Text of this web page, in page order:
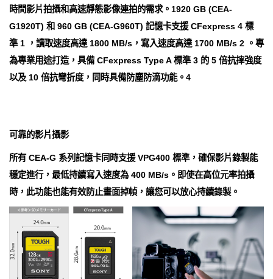
時間影片拍攝和高速靜態影像連拍的需求。1920 GB (CEA-
G1920T) 和 960 GB (CEA-G960T) 記憶卡支援 CFexpress 4 標
準 1 ，讀取速度高達 1800 MB/s，寫入速度高達 1700 MB/s 2 。專
為專業用途打造，具備 CFexpress Type A 標準 3 的 5 倍抗摔強度
以及 10 倍抗彎折度，同時具備防塵防滴功能。4
可靠的影片攝影
所有 CEA-G 系列記憶卡同時支援 VPG400 標準，確保影片錄製能
穩定進行，最低持續寫入速度為 400 MB/s。即使在高位元率拍攝
時，此功能也能有效防止畫面掉幀，讓您可以放心持續錄製。